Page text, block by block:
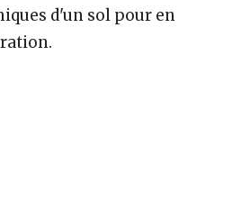
d'un sol pour en